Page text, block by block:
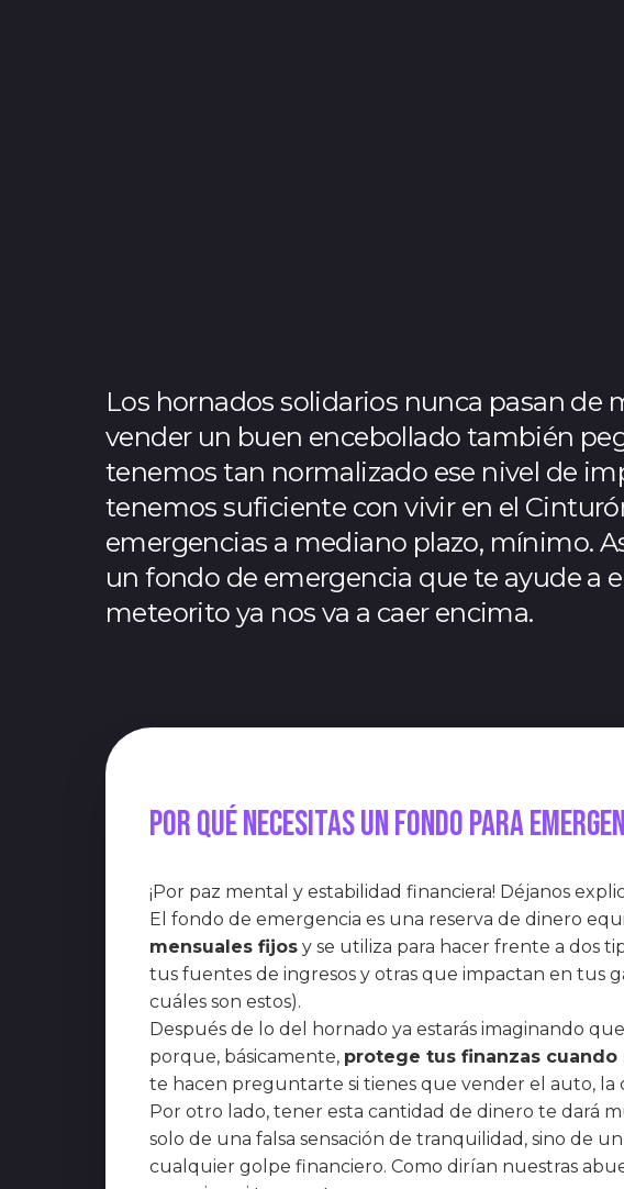
Los hornados solidarios nunca pasan de
vender un buen encebollado también
tenemos tan normalizado ese nivel de
tenemos suficiente con vivir en el
emergencias a mediano plazo, mínimo.
un fondo de emergencia que te ayude a
meteorito ya nos va a caer encima.
Por qué necesitas un fondo para
¡Por paz mental y estabilidad financiera! Déjanos
El fondo de emergencia es una reserva de dinero
mensuales fijos y se utiliza para hacer frente a dos
tus fuentes de ingresos y otras que impactan en tus
cuáles son estos).
Después de lo del hornado ya estarás imaginando
porque, básicamente, protege tus finanzas cuando
te hacen preguntarte si tienes que vender el auto, la
Por otro lado, tener esta cantidad de dinero te dará
solo de una falsa sensación de tranquilidad, sino de
cualquier golpe financiero. Como dirían nuestras